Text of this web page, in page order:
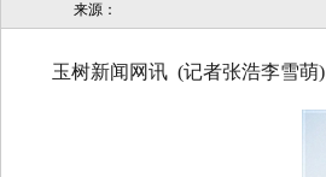
来源：
玉树新闻网讯 (记者张浩李雪萌)